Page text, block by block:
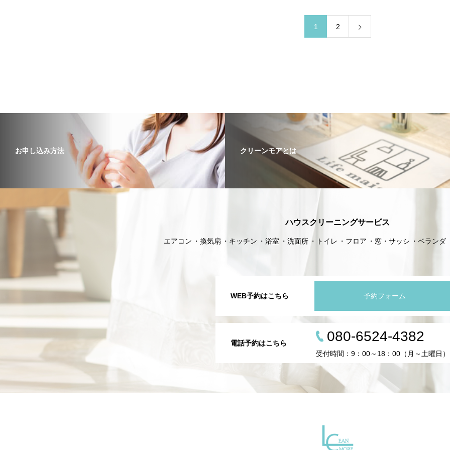
1 2
お申し込み方法 クリーンモアとは
ハウスクリーニングサービス
エアコン 換気扇 キッチン 浴室 洗面所 トイレ フロア 窓・サッシ ベランダ
WEB予約はこちら 予約フォーム
電話予約はこちら 080-6524-4382
受付時間：9：00～18：00（月～土曜日）